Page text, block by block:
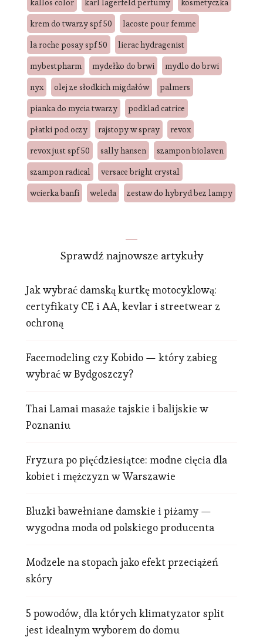
kallos color karl lagerfeld perfumy
kosmetyczka
krem do twarzy spf 50
lacoste pour femme
la roche posay spf 50
lierac hydragenist
mybestpharm
mydełko do brwi
mydlo do brwi
nyx
olej ze słodkich migdałów
palmers
pianka do mycia twarzy
podklad catrice
płatki pod oczy
rajstopy w spray
revox
revox just spf 50
sally hansen
szampon biolaven
szampon radical
versace bright crystal
wcierka banfi
weleda zestaw do hybryd bez lampy
Sprawdź najnowsze artykuły
Jak wybrać damską kurtkę motocyklową:
certyfikaty CE i AA, kevlar i streetwear z
ochroną
Facemodeling czy Kobido — który zabieg
wybrać w Bydgoszczy?
Thai Lamai masaże tajskie i balijskie w
Poznaniu
Fryzura po pięćdziesiątce: modne cięcia dla
kobiet i mężczyzn w Warszawie
Bluzki bawełniane damskie i piżamy —
wygodna moda od polskiego producenta
Modzele na stopach jako efekt przeciążeń
skóry
5 powodów, dla których klimatyzator split
jest idealnym wyborem do domu